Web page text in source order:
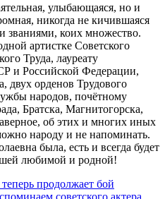
улыбающаяся, но и
никогда не кичившаяся
званиями, коих множество.
артистке Советского
Труда, лауреату
и Российской Федерации,
двух орденов Трудового
народов, почётному
Братска, Магнитогорска,
об этих и многих иных
народу и не напоминать.
была, есть и всегда будет
любимой и родной!
продолжает бой
советского актера